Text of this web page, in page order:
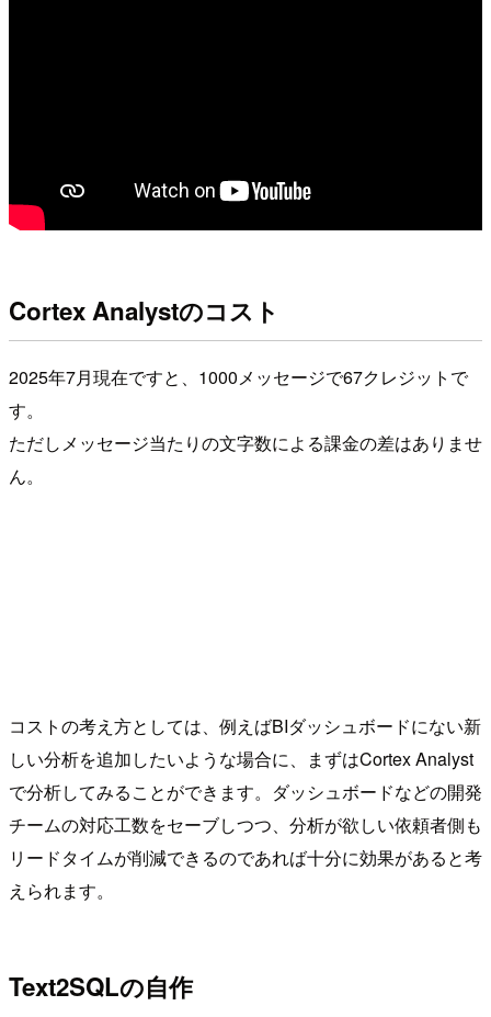
Cortex Analystのコスト
2025年7月現在ですと、1000メッセージで67クレジットで
す。
ただしメッセージ当たりの文字数による課金の差はありませ
ん。
コストの考え方としては、例えばBIダッシュボードにない新
しい分析を追加したいような場合に、まずはCortex Analyst
で分析してみることができます。ダッシュボードなどの開発
チームの対応工数をセーブしつつ、分析が欲しい依頼者側も
リードタイムが削減できるのであれば十分に効果があると考
えられます。
Text2SQLの自作